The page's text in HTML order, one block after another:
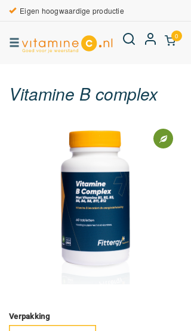
Eigen hoogwaardige productie
0
Vitamine B complex
Verpakking